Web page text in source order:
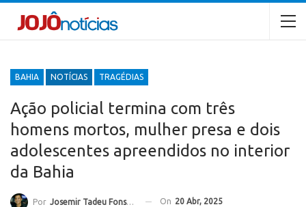
BAHIA NOTÍCIAS TRAGÉDIAS
Ação policial termina com três
homens mortos, mulher presa e dois
adolescentes apreendidos no interior
da Bahia
Por Josemir Tadeu Fonseca On 20 Abr, 2025